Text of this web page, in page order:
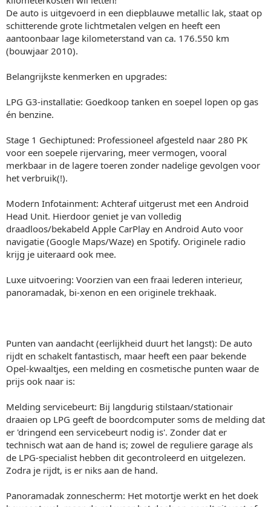
De auto is uitgevoerd in een diepblauwe metallic lak, staat op
schitterende grote lichtmetalen velgen en heeft een
aantoonbaar lage kilometerstand van ca. 176.550 km
(bouwjaar 2010).
Belangrijkste kenmerken en upgrades:
LPG G3-installatie: Goedkoop tanken en soepel lopen op gas
én benzine.
Stage 1 Gechiptuned: Professioneel afgesteld naar 280 PK
voor een soepele rijervaring, meer vermogen, vooral
merkbaar in de lagere toeren zonder nadelige gevolgen voor
het verbruik(!).
Modern Infotainment: Achteraf uitgerust met een Android
Head Unit. Hierdoor geniet je van volledig
draadloos/bekabeld Apple CarPlay en Android Auto voor
navigatie (Google Maps/Waze) en Spotify. Originele radio
krijg je uiteraard ook mee.
Luxe uitvoering: Voorzien van een fraai lederen interieur,
panoramadak, bi-xenon en een originele trekhaak.
Punten van aandacht (eerlijkheid duurt het langst): De auto
rijdt en schakelt fantastisch, maar heeft een paar bekende
Opel-kwaaltjes, een melding en cosmetische punten waar de
prijs ook naar is:
Melding servicebeurt: Bij langdurig stilstaan/stationair
draaien op LPG geeft de boordcomputer soms de melding dat
er 'dringend een servicebeurt nodig is'. Zonder dat er
technisch wat aan de hand is; zowel de reguliere garage als
de LPG-specialist hebben dit gecontroleerd en uitgelezen.
Zodra je rijdt, is er niks aan de hand.
Panoramadak zonnescherm: Het motortje werkt en het doek